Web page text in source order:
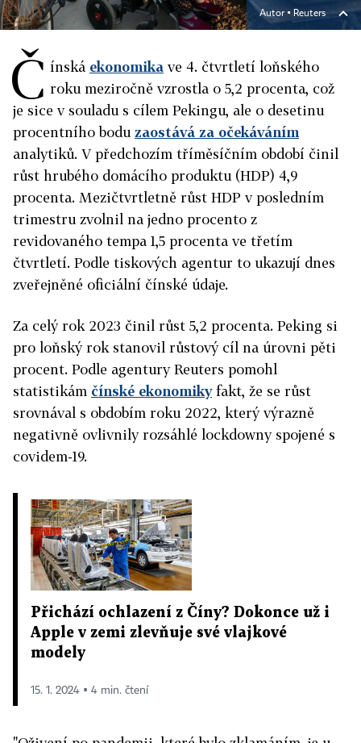
Autor ▪ Reuters
Č ínská ekonomika ve 4. čtvrtletí loňského
roku meziročně vzrostla o 5,2 procenta, což
je sice v souladu s cílem Pekingu, ale o desetinu
procentního bodu zaostává za očekáváním
analytiků. V předchozím tříměsíčním období činil
růst hrubého domácího produktu (HDP) 4,9
procenta. Mezičtvrtletně růst HDP v posledním
trimestru zvolnil na jedno procento z
revidovaného tempa 1,5 procenta ve třetím
čtvrtletí. Podle tiskových agentur to ukazují dnes
zveřejněné oficiální čínské údaje.
Za celý rok 2023 činil růst 5,2 procenta. Peking si
pro loňský rok stanovil růstový cíl na úrovni pěti
procent. Podle agentury Reuters pomohl
statistikám čínské ekonomikyfakt, že se růst
srovnával s obdobím roku 2022, který výrazně
negativně ovlivnily rozsáhlé lockdowny spojené s
covidem-19.
Přichází ochlazení z Číny? Dokonce už i
Apple v zemi zlevňuje své vlajkové
modely
15. 1. 2024 ▪ 4 min. čtení